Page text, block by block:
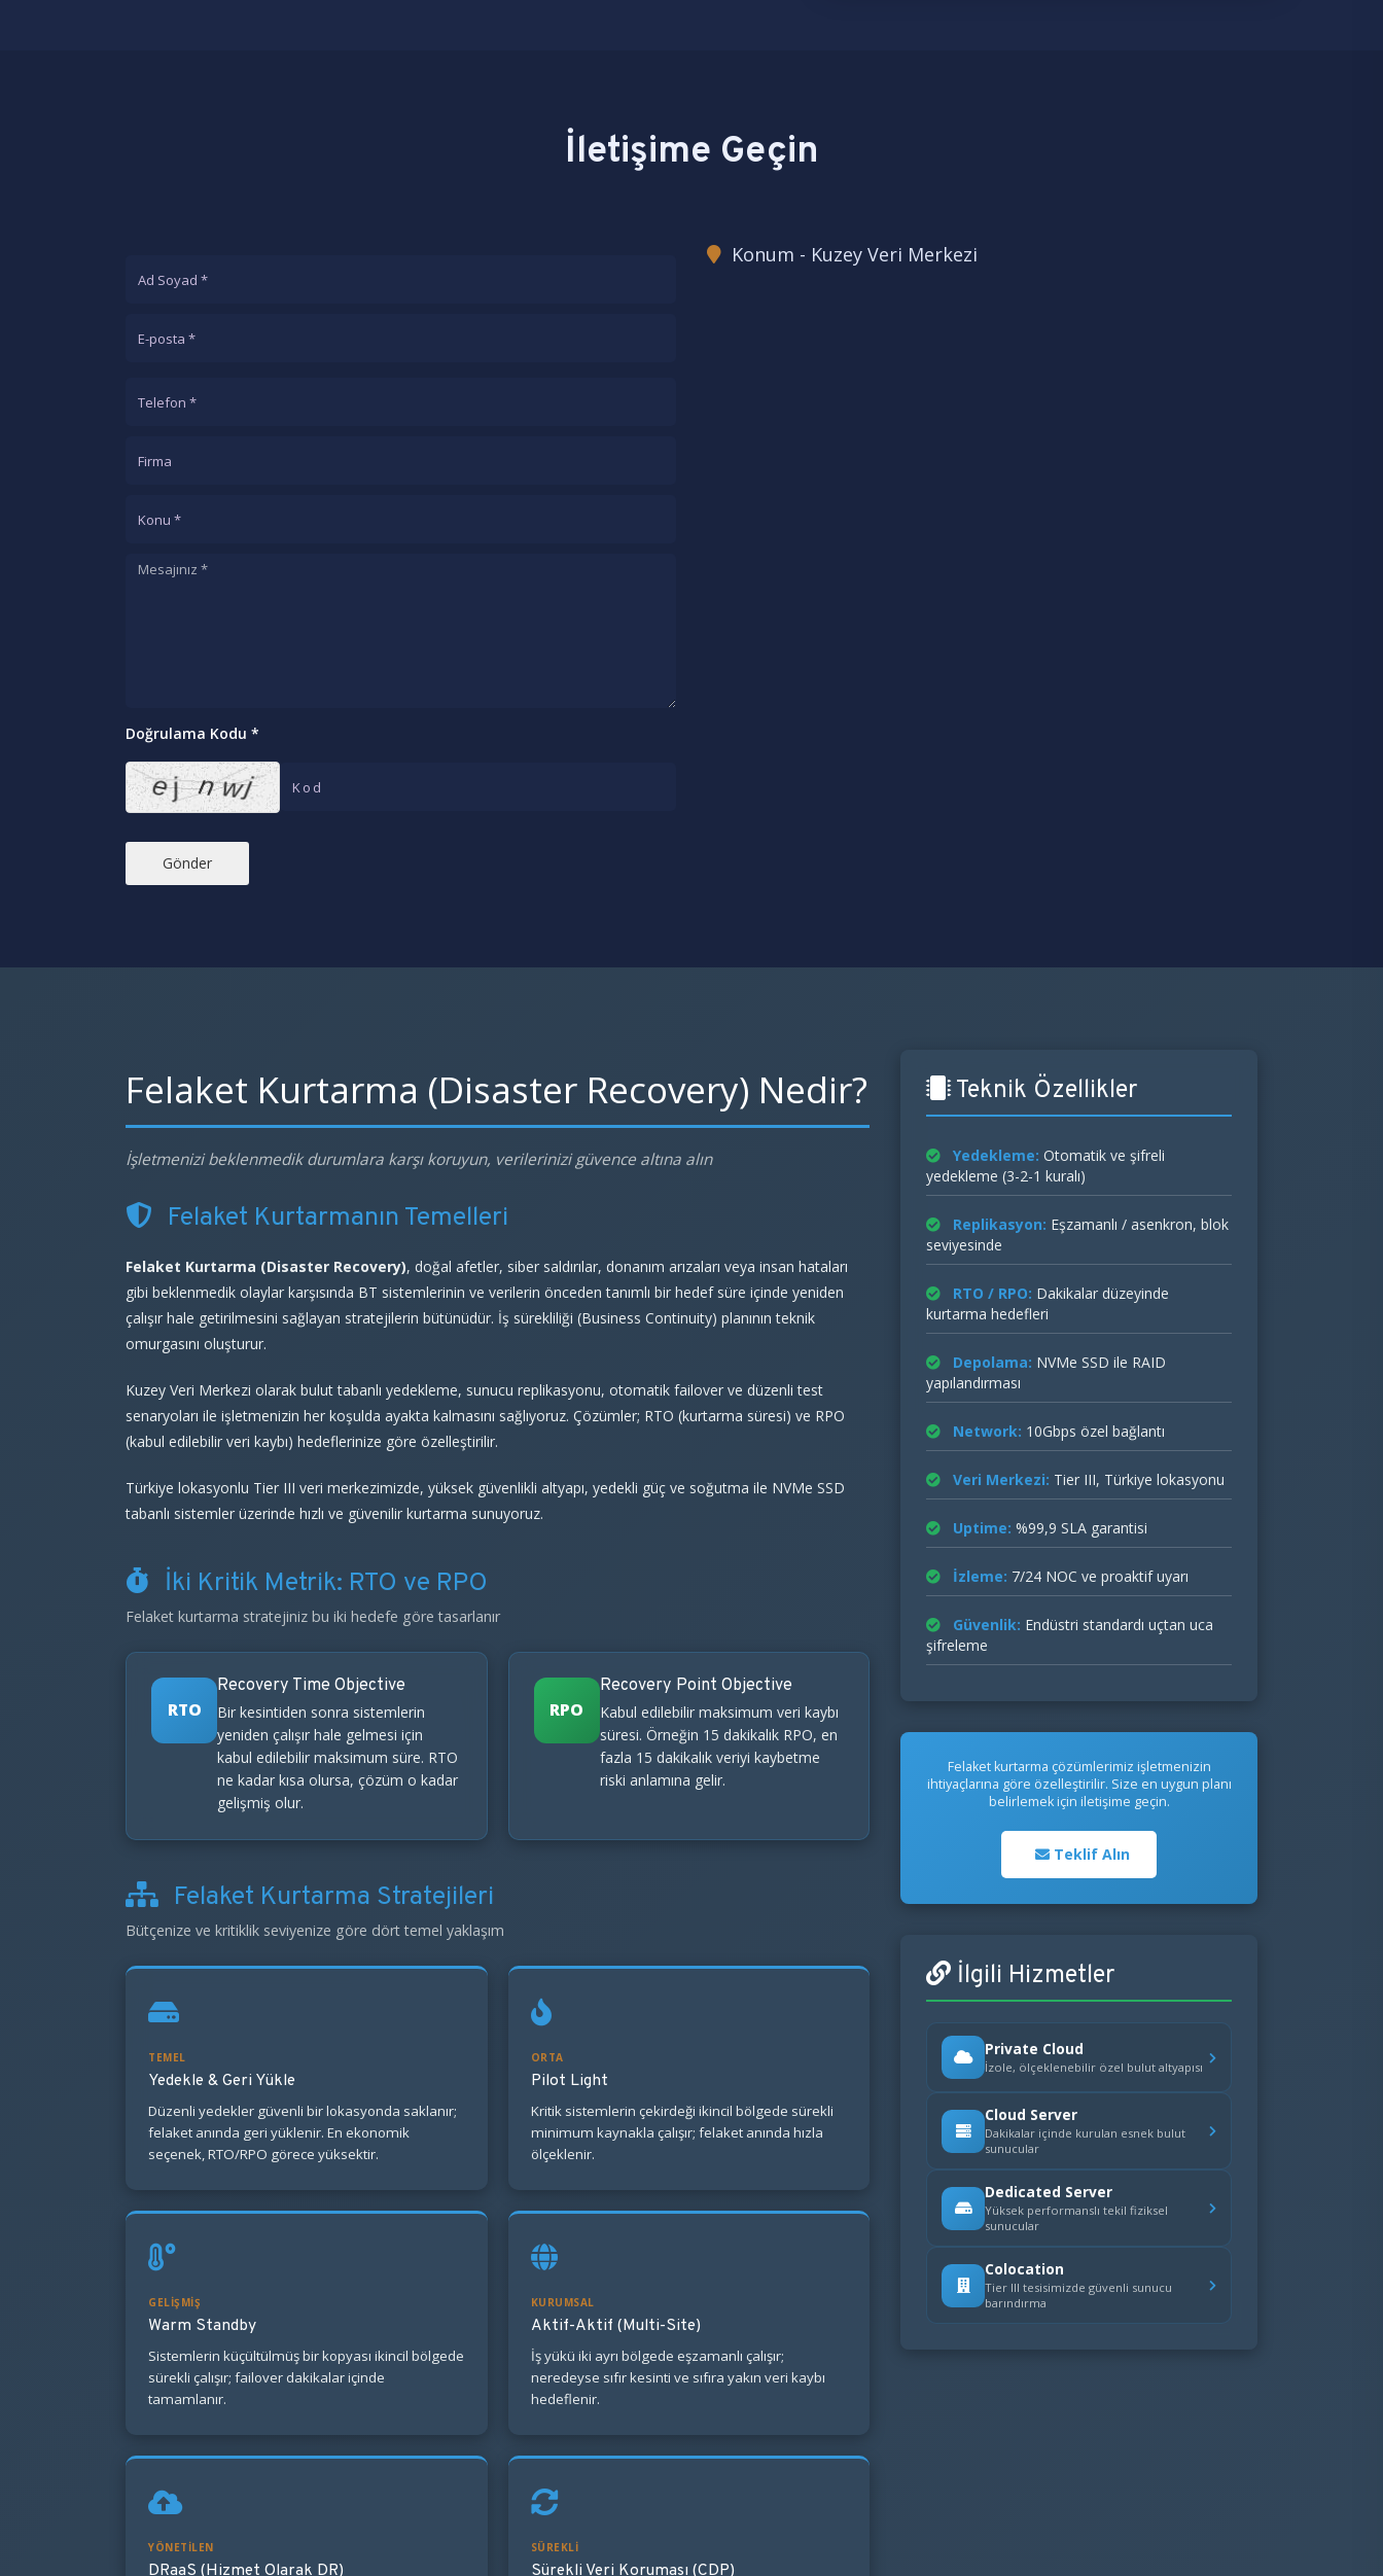
İletişime Geçin
Doğrulama Kodu *
Konum - Kuzey Veri Merkezi
Felaket Kurtarma (Disaster Recovery) Nedir?
İşletmenizi beklenmedik durumlara karşı koruyun, verilerinizi güvence altına alın
Felaket Kurtarmanın Temelleri
Felaket Kurtarma (Disaster Recovery), doğal afetler, siber saldırılar, donanım arızaları veya insan hataları
gibi beklenmedik olaylar karşısında BT sistemlerinin ve verilerin önceden tanımlı bir hedef süre içinde yeniden
çalışır hale getirilmesini sağlayan stratejilerin bütünüdür. İş sürekliliği (Business Continuity) planının teknik
omurgasını oluşturur.
Kuzey Veri Merkezi olarak bulut tabanlı yedekleme, sunucu replikasyonu, otomatik failover ve düzenli test
senaryoları ile işletmenizin her koşulda ayakta kalmasını sağlıyoruz. Çözümler; RTO (kurtarma süresi) ve RPO
(kabul edilebilir veri kaybı) hedeflerinize göre özelleştirilir.
Türkiye lokasyonlu Tier III veri merkezimizde, yüksek güvenlikli altyapı, yedekli güç ve soğutma ile NVMe SSD
tabanlı sistemler üzerinde hızlı ve güvenilir kurtarma sunuyoruz.
İki Kritik Metrik: RTO ve RPO
Felaket kurtarma stratejiniz bu iki hedefe göre tasarlanır
RTO
Recovery Time Objective
Bir kesintiden sonra sistemlerin
yeniden çalışır hale gelmesi için
kabul edilebilir maksimum süre. RTO
ne kadar kısa olursa, çözüm o kadar
gelişmiş olur.
RPO
Recovery Point Objective
Kabul edilebilir maksimum veri kaybı
süresi. Örneğin 15 dakikalık RPO, en
fazla 15 dakikalık veriyi kaybetme
riski anlamına gelir.
Felaket Kurtarma Stratejileri
Bütçenize ve kritiklik seviyenize göre dört temel yaklaşım
TEMEL
Yedekle & Geri Yükle
Düzenli yedekler güvenli bir lokasyonda saklanır;
felaket anında geri yüklenir. En ekonomik
seçenek, RTO/RPO görece yüksektir.
ORTA
Pilot Light
Kritik sistemlerin çekirdeği ikincil bölgede sürekli
minimum kaynakla çalışır; felaket anında hızla
ölçeklenir.
GELIŞMIŞ
Warm Standby
Sistemlerin küçültülmüş bir kopyası ikincil bölgede
sürekli çalışır; failover dakikalar içinde
tamamlanır.
KURUMSAL
Aktif-Aktif (Multi-Site)
İş yükü iki ayrı bölgede eşzamanlı çalışır;
neredeyse sıfır kesinti ve sıfıra yakın veri kaybı
hedeflenir.
YÖNETILEN
DRaaS (Hizmet Olarak DR)
SÜREKLI
Sürekli Veri Koruması (CDP)
Teknik Özellikler
Yedekleme: Otomatik ve şifreli
yedekleme (3-2-1 kuralı)
Replikasyon: Eşzamanlı / asenkron, blok
seviyesinde
RTO / RPO: Dakikalar düzeyinde
kurtarma hedefleri
Depolama: NVMe SSD ile RAID
yapılandırması
Network: 10Gbps özel bağlantı
Veri Merkezi: Tier III, Türkiye lokasyonu
Uptime: %99,9 SLA garantisi
İzleme: 7/24 NOC ve proaktif uyarı
Güvenlik: Endüstri standardı uçtan uca
şifreleme
Felaket kurtarma çözümlerimiz işletmenizin
ihtiyaçlarına göre özelleştirilir. Size en uygun planı
belirlemek için iletişime geçin.
Teklif Alın
İlgili Hizmetler
Private Cloud
İzole, ölçeklenebilir özel bulut altyapısı
Cloud Server
Dakikalar içinde kurulan esnek bulut
sunucular
Dedicated Server
Yüksek performanslı tekil fiziksel
sunucular
Colocation
Tier III tesisimizde güvenli sunucu
barındırma